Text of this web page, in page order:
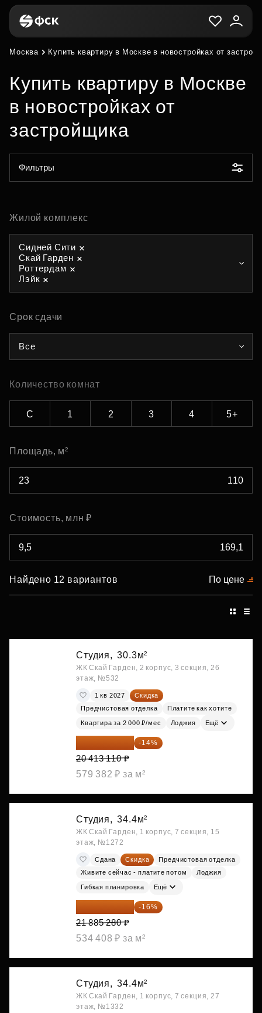
Москва Купить квартиру в Москве в новостройках от
Купить квартиру в Москве
в новостройках от
застройщика
Фильтры
Жилой комплекс
Сидней Сити
Скай Гарден
Роттердам
Лэйк
Срок сдачи
Все
Количество комнат
С 1 2 3 4 5+
Площадь, м²
Стоимость, млн ₽
Найдено 12 вариантов По цене
Студия, 30.3м²
ЖК Скай Гарден, 2 корпус, 3 секция, 26
этаж, №532
1 кв 2027
Скидка
Предчистовая отделка
Платите как хотите
Квартира за 2 000 ₽/мес Лоджия Ещё
17 555 275 ₽ -14%
20 413 110 ₽
579 382 ₽ за м²
Студия, 34.4м²
ЖК Скай Гарден, 1 корпус, 7 секция, 15
этаж, №1272
Сдана Скидка
Предчистовая отделка
Живите сейчас - платите потом
Лоджия
Гибкая планировка Ещё
18 383 635 ₽ -16%
21 885 280 ₽
534 408 ₽ за м²
Студия, 34.4м²
ЖК Скай Гарден, 1 корпус, 7 секция, 27
этаж, №1332